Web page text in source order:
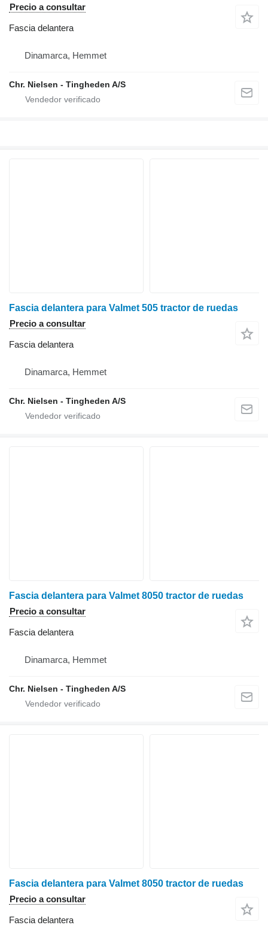
Precio a consultar
Fascia delantera
Dinamarca, Hemmet
Chr. Nielsen - Tingheden A/S
Fascia delantera para Valmet 505 tractor de ruedas
Precio a consultar
Fascia delantera
Dinamarca, Hemmet
Chr. Nielsen - Tingheden A/S
Fascia delantera para Valmet 8050 tractor de ruedas
Precio a consultar
Fascia delantera
Dinamarca, Hemmet
Chr. Nielsen - Tingheden A/S
Fascia delantera para Valmet 8050 tractor de ruedas
Precio a consultar
Fascia delantera